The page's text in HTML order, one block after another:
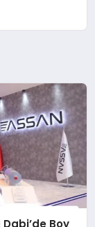
Boy